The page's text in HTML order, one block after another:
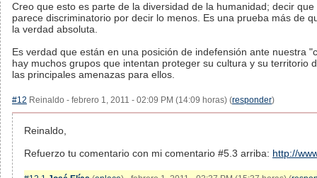
Creo que esto es parte de la diversidad de la humanidad; decir
parece discriminatorio por decir lo menos. Es una prueba más de
la verdad absoluta.
Es verdad que están en una posición de indefensión ante nuestra
hay muchos grupos que intentan proteger su cultura y su
las principales amenazas para ellos.
#12 Reinaldo - febrero 1, 2011 - 02:09 PM (14:09 horas) (responder)
Reinaldo,
Refuerzo tu comentario con mi comentario #5.3 arriba: http://